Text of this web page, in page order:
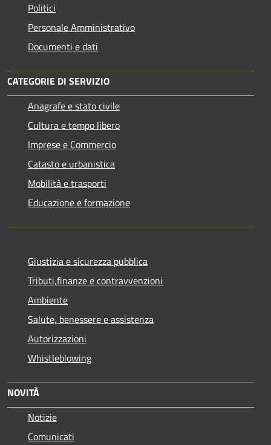
Politici
Personale Amministrativo
Documenti e dati
CATEGORIE DI SERVIZIO
Anagrafe e stato civile
Cultura e tempo libero
Imprese e Commercio
Catasto e urbanistica
Mobilità e trasporti
Educazione e formazione
Giustizia e sicurezza pubblica
Tributi,finanze e contravvenzioni
Ambiente
Salute, benessere e assistenza
Autorizzazioni
Whistleblowing
NOVITÀ
Notizie
Comunicati